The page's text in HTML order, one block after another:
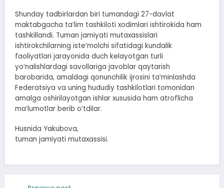
Shunday tadbirlardan biri tumandagi 27-davlat
maktabgacha ta’lim tashkiloti xodimlari ishtirokida ham
tashkillandi. Tuman jamiyati mutaxassislari
ishtirokchilarning iste’molchi sifatidagi kundalik
faoliyatlari jarayonida duch kelayotgan turli
yo‘nalishlardagi savollariga javoblar qaytarish
barobarida, amaldagi qonunchilik ijrosini ta’minlashda
Federatsiya va uning hududiy tashkilotlari tomonidan
amalga oshirilayotgan ishlar xususida ham atroflicha
ma’lumotlar berib o‘tdilar.
Husnida Yakubova,
tuman jamiyati mutaxassisi.